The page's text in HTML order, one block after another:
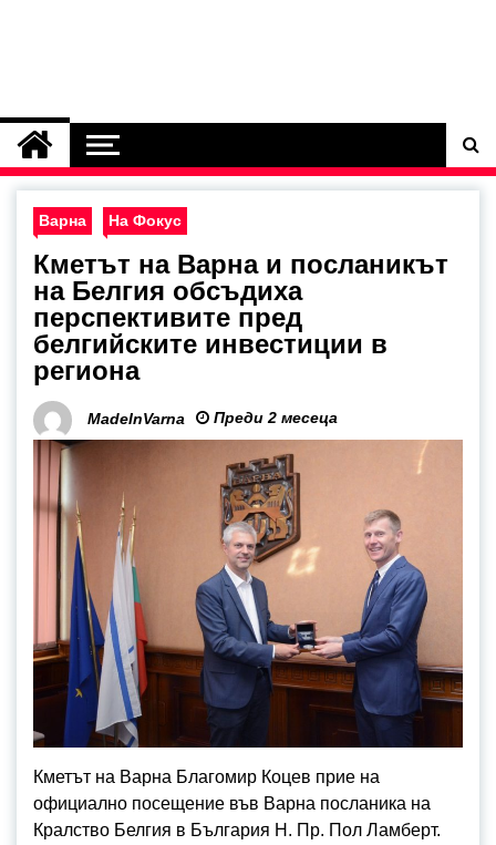
Варна На Фокус
Кметът на Варна и посланикът
на Белгия обсъдиха
перспективите пред
белгийските инвестиции в
региона
MadeInVarna Преди 2 месеца
Кметът на Варна Благомир Коцев прие на
официално посещение във Варна посланика на
Кралство Белгия в България Н. Пр. Пол Ламберт.